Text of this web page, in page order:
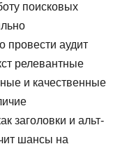
поисковых
провести аудит
релевантные
и качественные
заголовки и альт-
шансы на